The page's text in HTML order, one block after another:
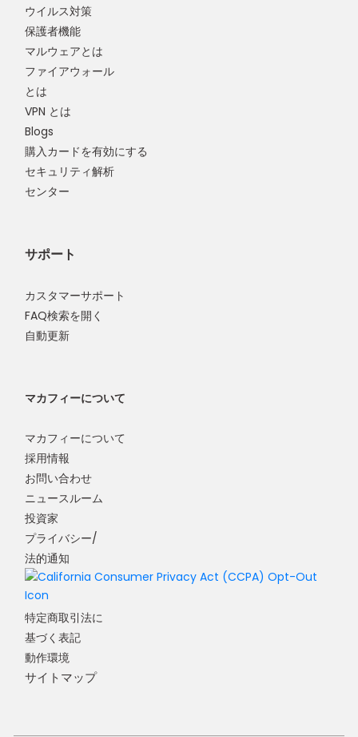
ウイルス対策
保護者機能
マルウェアとは
ファイアウォール
とは
VPN とは
Blogs
購入カードを有効にする
セキュリティ解析
センター
サポート
カスタマーサポート
FAQ検索を開く
自動更新
マカフィーについて
マカフィーについて
採用情報
お問い合わせ
ニュースルーム
投資家
プライバシー/
法的通知
特定商取引法に
基づく表記
動作環境
サイトマップ